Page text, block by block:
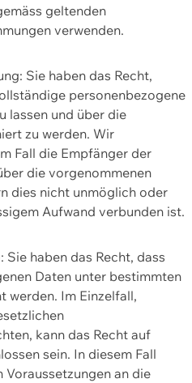
geltenden
verwenden.
Sie haben das Recht,
personenbezogene
lassen und über die
zu werden. Wir
Fall die Empfänger der
die vorgenommenen
dies nicht unmöglich oder
Aufwand verbunden ist.
Sie haben das Recht, dass
Daten unter bestimmten
werden. Im Einzelfall,
kann das Recht auf
sein. In diesem Fall
Voraussetzungen an die